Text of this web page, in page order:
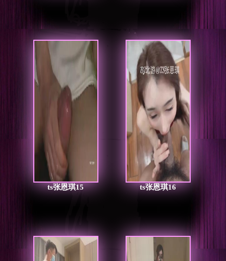
ts张恩琪15 ts张恩琪16